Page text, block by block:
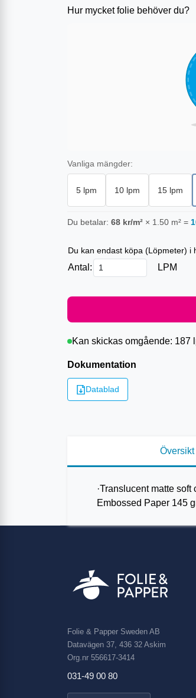
Hur mycket folie behöver du?
Vanliga mängder:
5 lpm 10 lpm 15 lpm
Du betalar: 68 kr/m² × 1.50 m² =
Du kan endast köpa (Löpmeter) i
Antal: LPM
Kan skickas omgående: 187
Dokumentation
Datablad
Översikt
·Translucent matte
Embossed Paper 145
Folie & Papper Sweden AB
Datavägen 37, 436 32 Askim
Org.nr 556617-3414
031-49 00 80